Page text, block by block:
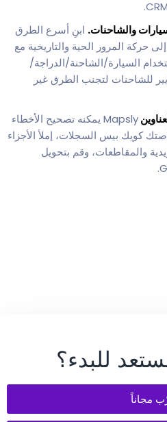
والشاحنات. ابنِ أسرع الطرق
حركة المرور الحية والتاريخية مع
السيارة/الشاحنة/الدراجة/
للشاحنات لتجنب الطرق غير
Mapsly يمكنه تصحيح الأخطاء
كويك بيس السجلات، إملأ الأجزاء
والمقاطعات، وقم بتحويل
للبدء؟
مجاناً